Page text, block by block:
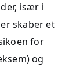
især i
skaber et
for
og